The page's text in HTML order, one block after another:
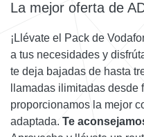
La mejor oferta de
¡Llévate el Pack de
a tus necesidades y
te deja bajadas de hasta
llamadas ilimitadas
proporcionamos la mejor
adaptada. Te